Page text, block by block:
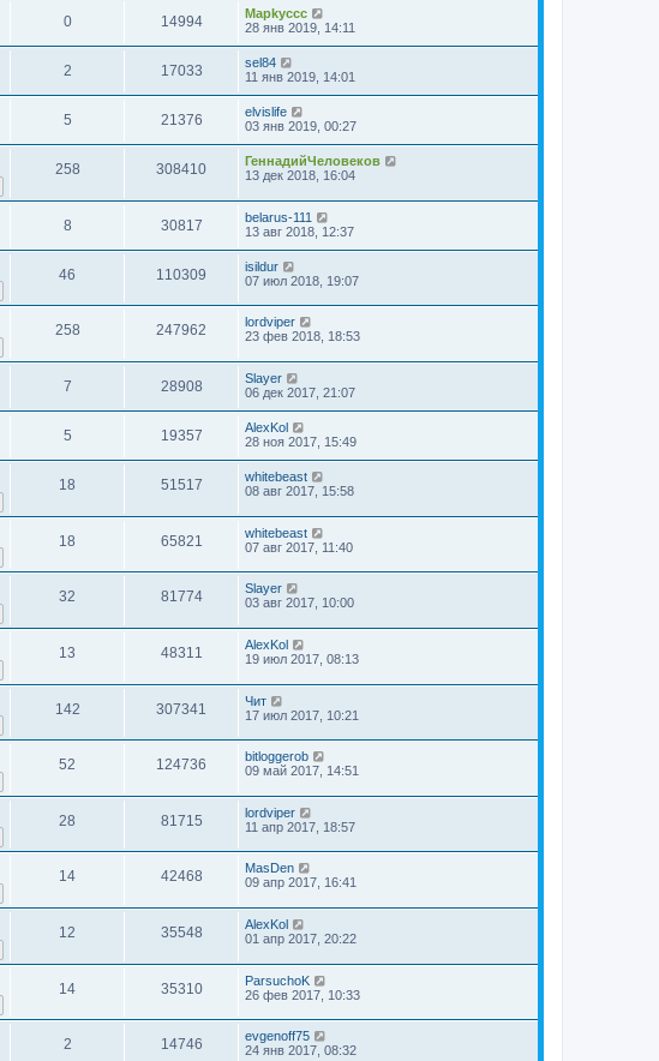
0 14994
Mapkyccc
28 янв 2019, 14:11
2 17033
sel84
11 янв 2019, 14:01
5 21376
elvislife
03 янв 2019, 00:27
258 308410
ГеннадийЧеловеков
13 дек 2018, 16:04
8 30817
belarus-111
13 авг 2018, 12:37
46 110309
isildur
07 июл 2018, 19:07
258 247962
lordviper
23 фев 2018, 18:53
7 28908
Slayer
06 дек 2017, 21:07
5 19357
AlexKol
28 ноя 2017, 15:49
18 51517
whitebeast
08 авг 2017, 15:58
18 65821
whitebeast
07 авг 2017, 11:40
32 81774
Slayer
03 авг 2017, 10:00
13 48311
AlexKol
19 июл 2017, 08:13
142 307341
Чит
17 июл 2017, 10:21
52 124736
bitloggerob
09 май 2017, 14:51
28 81715
lordviper
11 апр 2017, 18:57
14 42468
MasDen
09 апр 2017, 16:41
12 35548
AlexKol
01 апр 2017, 20:22
14 35310
ParsuchoK
26 фев 2017, 10:33
2 14746
evgenoff75
24 янв 2017, 08:32